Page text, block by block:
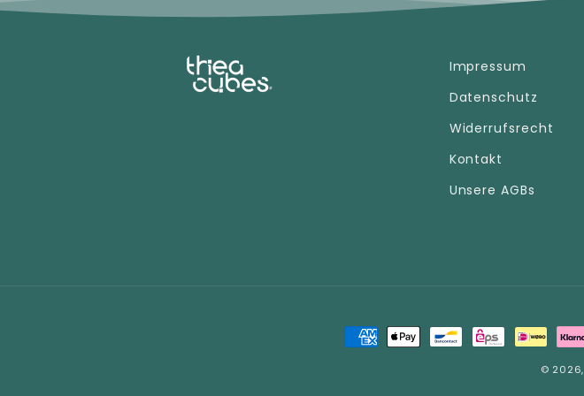
Impressum
Datenschutz
Widerrufsrecht
Kontakt
Unsere AGBs
Zahlungsmethoden
© 2026,